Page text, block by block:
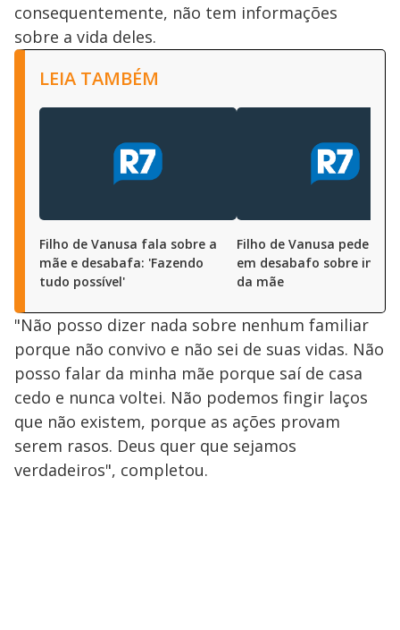
consequentemente, não tem informações
sobre a vida deles.
LEIA TAMBÉM
Filho de Vanusa fala sobre a
mãe e desabafa: 'Fazendo
tudo possível'
Filho de Vanusa pede
em desabafo sobre
da mãe
"Não posso dizer nada sobre nenhum familiar
porque não convivo e não sei de suas vidas. Não
posso falar da minha mãe porque saí de casa
cedo e nunca voltei. Não podemos fingir laços
que não existem, porque as ações provam
serem rasos. Deus quer que sejamos
verdadeiros", completou.